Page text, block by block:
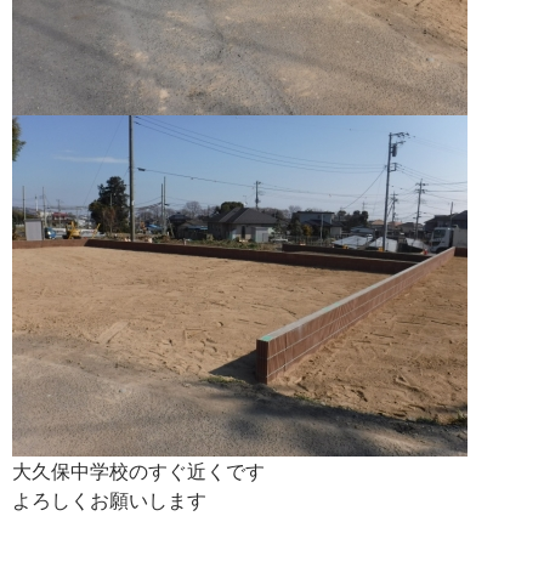
大久保中学校のすぐ近くです
よろしくお願いします